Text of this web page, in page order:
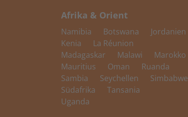
Afrika & Orient
Namibia Botswana
Jordanien
Kenia
La Réunion
Madagaskar
Malawi
Marokko
Mauritius
Oman
Ruanda
Sambia
Seychellen
Simbabwe
Südafrika
Tansania
Uganda